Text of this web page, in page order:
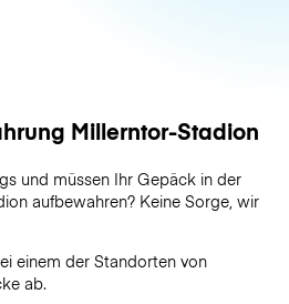
Millerntor-Stadion
und müssen Ihr Gepäck in der
aufbewahren? Keine Sorge, wir
einem der Standorten von
ab.